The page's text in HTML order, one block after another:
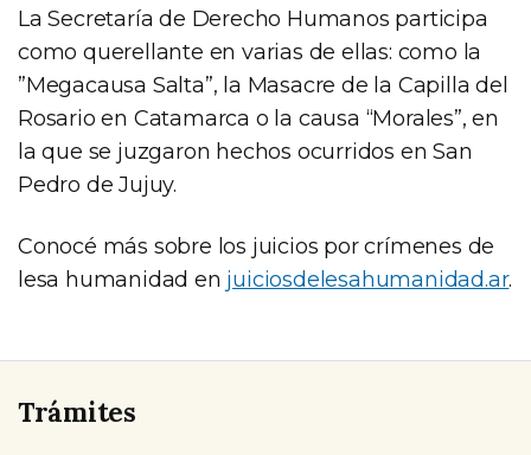
La Secretaría de Derecho Humanos participa
como querellante en varias de ellas: como la
”Megacausa Salta”, la Masacre de la Capilla del
Rosario en Catamarca o la causa “Morales”, en
la que se juzgaron hechos ocurridos en San
Pedro de Jujuy.
Conocé más sobre los juicios por crímenes de
lesa humanidad en juiciosdelesahumanidad.ar.
Trámites